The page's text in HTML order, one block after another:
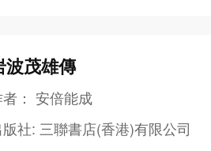
波茂雄傳
者：安倍能成
版社:三聯書店(香港)有限公司